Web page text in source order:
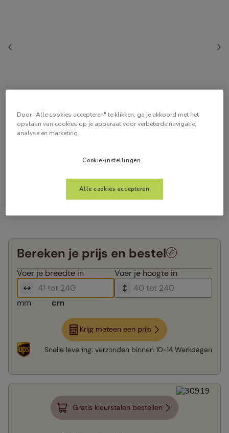
Bereken je prijs en bestel
Voer je breedte in Voer je hoogte in
mm cm
Krijg meteen een prijs
Snelle levering: verzonden binnen 10-14 Werkdagen
Gratis kleurstalen bestellen
Door "Alle cookies accepteren" te klikken, ga je akkoord met het
opslaan van cookies op je apparaat voor verbeterde navigatie,
analyse en marketing.
Cookie-instellingen
Alle cookies accepteren